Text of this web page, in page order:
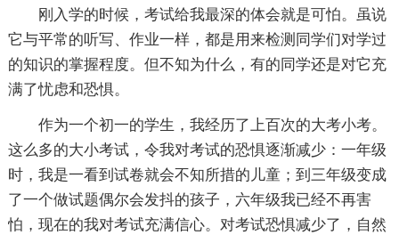
刚入学的时候，考试给我最深的体会就是可怕。虽说
它与平常的听写、作业一样，都是用来检测同学们对学过
的知识的掌握程度。但不知为什么，有的同学还是对它充
满了忧虑和恐惧。
作为一个初一的学生，我经历了上百次的大考小考。
这么多的大小考试，令我对考试的恐惧逐渐减少：一年级
时，我是一看到试卷就会不知所措的儿童；到三年级变成
了一个做试题偶尔会发抖的孩子，六年级我已经不再害
怕，现在的我对考试充满信心。对考试恐惧减少了，自然